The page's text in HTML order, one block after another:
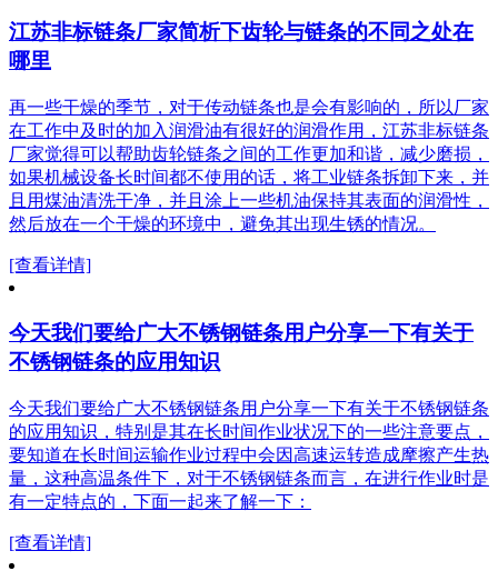
江苏非标链条厂家简析下齿轮与链条的不同之处在
哪里
再一些干燥的季节，对于传动链条也是会有影响的，所以厂家
在工作中及时的加入润滑油有很好的润滑作用，江苏非标链条
厂家觉得可以帮助齿轮链条之间的工作更加和谐，减少磨损，
如果机械设备长时间都不使用的话，将工业链条拆卸下来，并
且用煤油清洗干净，并且涂上一些机油保持其表面的润滑性，
然后放在一个干燥的环境中，避免其出现生锈的情况。
[查看详情]
今天我们要给广大不锈钢链条用户分享一下有关于
不锈钢链条的应用知识
今天我们要给广大不锈钢链条用户分享一下有关于不锈钢链条
的应用知识，特别是其在长时间作业状况下的一些注意要点，
要知道在长时间运输作业过程中会因高速运转造成摩擦产生热
量，这种高温条件下，对于不锈钢链条而言，在进行作业时是
有一定特点的，下面一起来了解一下：
[查看详情]